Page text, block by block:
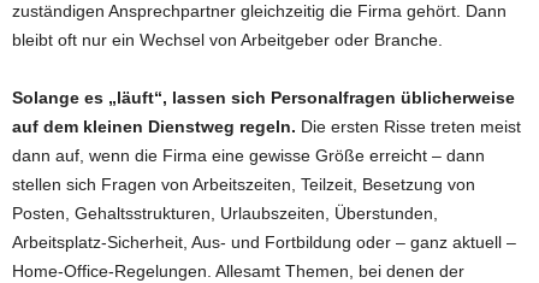
zuständigen Ansprechpartner gleichzeitig die Firma gehört. Dann
bleibt oft nur ein Wechsel von Arbeitgeber oder Branche.
Solange es „läuft“, lassen sich Personalfragen üblicherweise
auf dem kleinen Dienstweg regeln. Die ersten Risse treten meist
dann auf, wenn die Firma eine gewisse Größe erreicht – dann
stellen sich Fragen von Arbeitszeiten, Teilzeit, Besetzung von
Posten, Gehaltsstrukturen, Urlaubszeiten, Überstunden,
Arbeitsplatz-Sicherheit, Aus- und Fortbildung oder – ganz aktuell –
Home-Office-Regelungen. Allesamt Themen, bei denen der